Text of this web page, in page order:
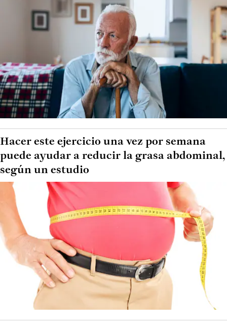
Hacer este ejercicio una vez por semana
puede ayudar a reducir la grasa abdominal,
según un estudio